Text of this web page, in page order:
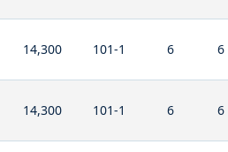
14,300 101-1 6 6
14,300 101-1 6 6